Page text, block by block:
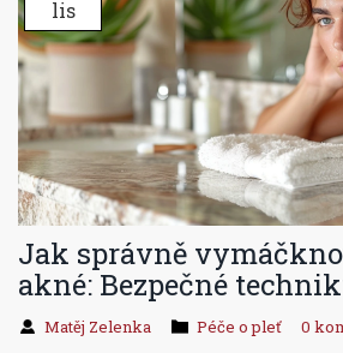
lis
Jak správně
akné: Bezpečné
Matěj Zelenka Péče o pleť 0